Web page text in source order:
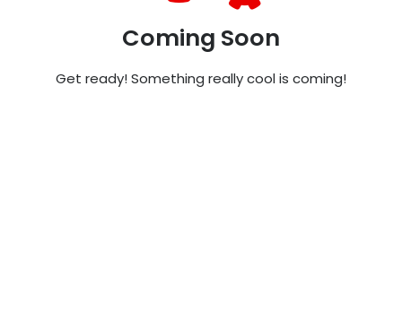
Coming Soon
Get ready! Something really cool is coming!